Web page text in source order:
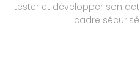
tester et développer son
cadre